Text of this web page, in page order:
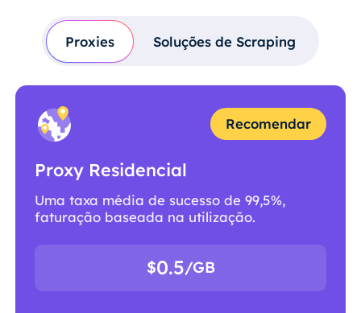
Proxies Soluções de Scraping
Recomendar
Proxy Residencial
Uma taxa média de sucesso de 99,5%,
faturação baseada na utilização.
$0.5/GB